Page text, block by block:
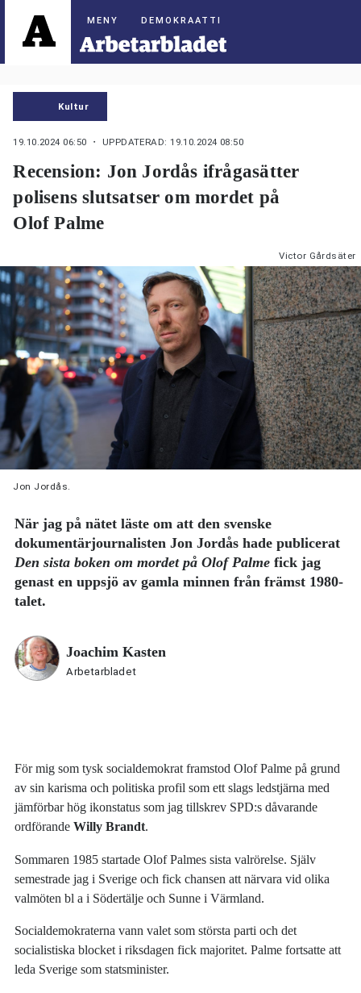
DEMOKRAATTI
Kultur
19.10.2024 06:50 ・ UPPDATERAD: 19.10.2024 08:50
Recension: Jon Jordås ifrågasätter
polisens slutsatser om mordet på
Olof Palme
Victor Gårdsäter
Jon Jordås.
När jag på nätet läste om att den svenske
dokumentärjournalisten Jon Jordås hade publicerat
Den sista boken om mordet på Olof Palme fick jag
genast en uppsjö av gamla minnen från främst 1980-
talet.
Joachim Kasten
Arbetarbladet
För mig som tysk socialdemokrat framstod Olof Palme på grund
av sin karisma och politiska profil som ett slags ledstjärna med
jämförbar hög ikonstatus som jag tillskrev SPD:s dåvarande
ordförandeWilly Brandt.
Sommaren 1985 startade Olof Palmes sista valrörelse. Själv
semestrade jag i Sverige och fick chansen att närvara vid olika
valmöten bl a i Södertälje och Sunne i Värmland.
Socialdemokraterna vann valet som största parti och det
socialistiska blocket i riksdagen fick majoritet. Palme fortsatte att
leda Sverige som statsminister.